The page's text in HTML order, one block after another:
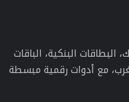
البنكية، الباقات
مع أدوات رقمية مبسطة